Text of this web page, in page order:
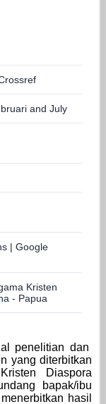
and July
| Google
Kristen
- Papua
penelitian dan
yang diterbitkan
Diaspora
bapak/ibu
hasil